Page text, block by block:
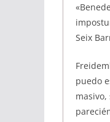
Seix
puedo
masivo,